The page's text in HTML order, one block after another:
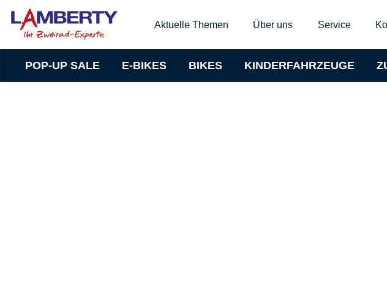
Aktuelle Themen Über uns Service
POP-UP SALE E-BIKES BIKES KINDERFAHRZEUGE